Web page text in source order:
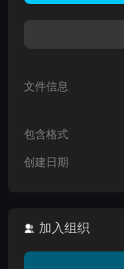
文件信息
包含格式
创建日期
加入组织